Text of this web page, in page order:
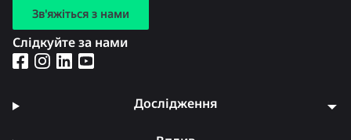
Зв'яжіться з нами
Слідкуйте за нами
Дослідження